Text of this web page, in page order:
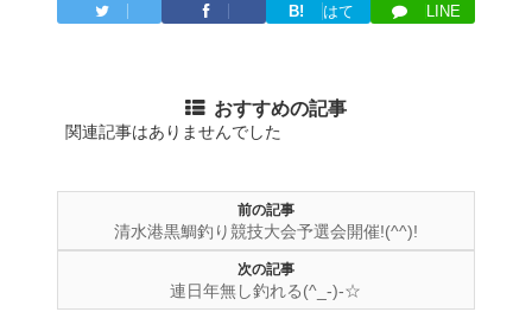
B!
はて
LINE
おすすめの記事
関連記事はありませんでした
前の記事
清水港黒鯛釣り競技大会予選会開催!(^^)!
次の記事
連日年無し釣れる(^_-)-☆